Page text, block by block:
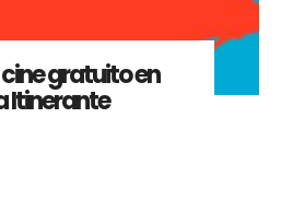
gratuito en
Itinerante